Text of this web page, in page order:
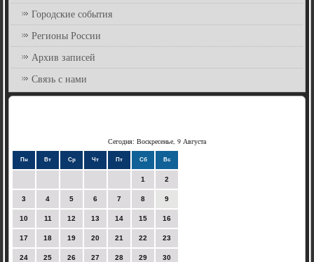
Городские события
Регионы России
Архив записей
Связь с нами
Сегодня: Воскресенье, 9 Августа
Пн Вт Ср Чт Пт Сб Вс
1 2
3 4 5 6 7 8 9
10 11 12 13 14 15 16
17 18 19 20 21 22 23
24 25 26 27 28 29 30